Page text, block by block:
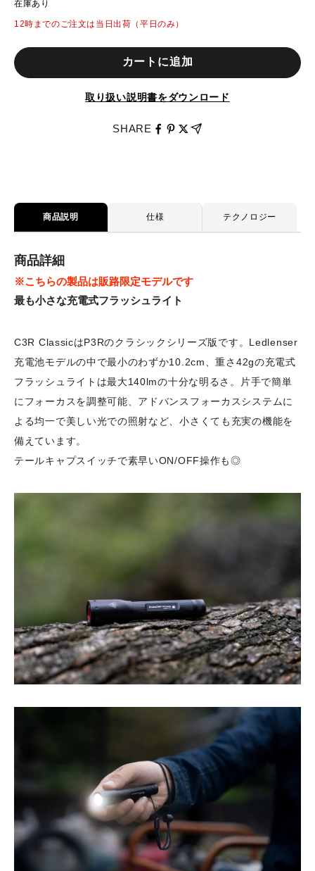
在庫あり
12時までのご注文は当日出荷（平日のみ）
カートに追加
取り扱い説明書をダウンロード
SHARE
商品説明 仕様 テクノロジー
商品詳細
※こちらの製品は販路限定モデルです
最も小さな充電式フラッシュライト
C3R ClassicはP3Rのクラシックシリーズ版です。Ledlenser
充電池モデルの中で最小のわずか10.2cm、重さ42gの充電式
フラッシュライトは最大140lmの十分な明るさ。片手で簡単
にフォーカスを調整可能、アドバンスフォーカスシステムに
よる均一で美しい光での照射など、小さくても充実の機能を
備えています。
テールキャプスイッチで素早いON/OFF操作も◎